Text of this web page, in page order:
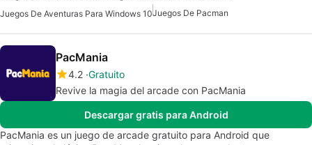
Juegos De Aventuras Para Windows 10Juegos De Pacman
PacMania
4.2 Gratuito
Revive la magia del arcade con PacMania
Descargar gratis para Android
PacMania es un juego de arcade gratuito para Android que